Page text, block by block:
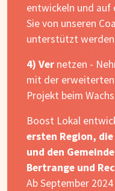
entwickeln und auf
Sie von unseren
unterstützt
4) Ver netzen -
mit der
Projekt beim
Boost Lokal
ersten Region,
und den
Bertrange und
Ab September